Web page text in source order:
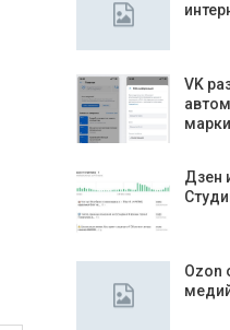
VK
Дзен
Ozon